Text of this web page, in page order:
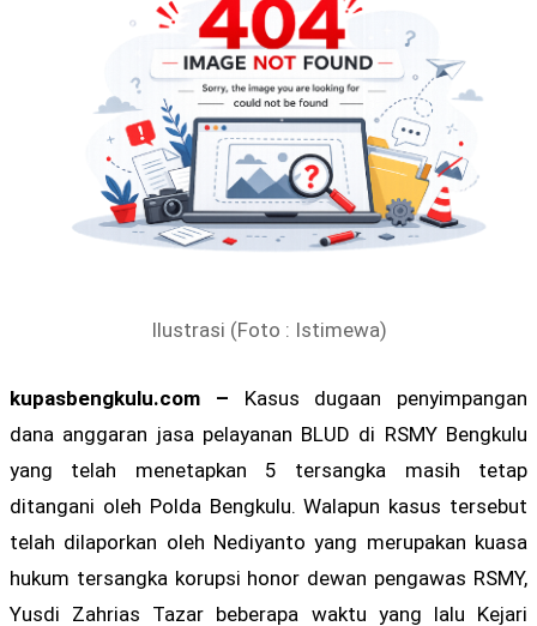
Ilustrasi (Foto : Istimewa)
kupasbengkulu.com – Kasus dugaan penyimpangan
dana anggaran jasa pelayanan BLUD di RSMY Bengkulu
yang telah menetapkan 5 tersangka masih tetap
ditangani oleh Polda Bengkulu. Walapun kasus tersebut
telah dilaporkan oleh Nediyanto yang merupakan kuasa
hukum tersangka korupsi honor dewan pengawas RSMY,
Yusdi Zahrias Tazar beberapa waktu yang lalu Kejari